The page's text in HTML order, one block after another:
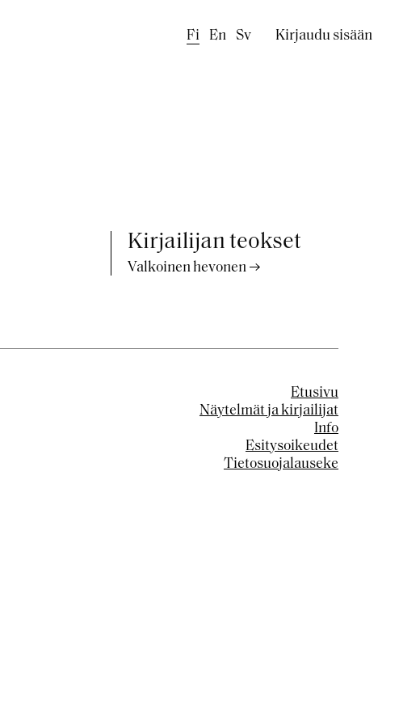
Fi En Sv Kirjaudu sisään
Kirjailijan teokset
Valkoinen hevonen
Etusivu
Näytelmät ja kirjailijat
Info
Esitysoikeudet
Tietosuojalauseke